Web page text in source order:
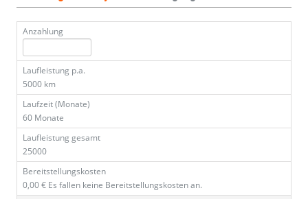
Anzahlung
Laufleistung p.a.
5000 km
Laufzeit (Monate)
60 Monate
Laufleistung gesamt
25000
Bereitstellungskosten
0,00 € Es fallen keine Bereitstellungskosten an.